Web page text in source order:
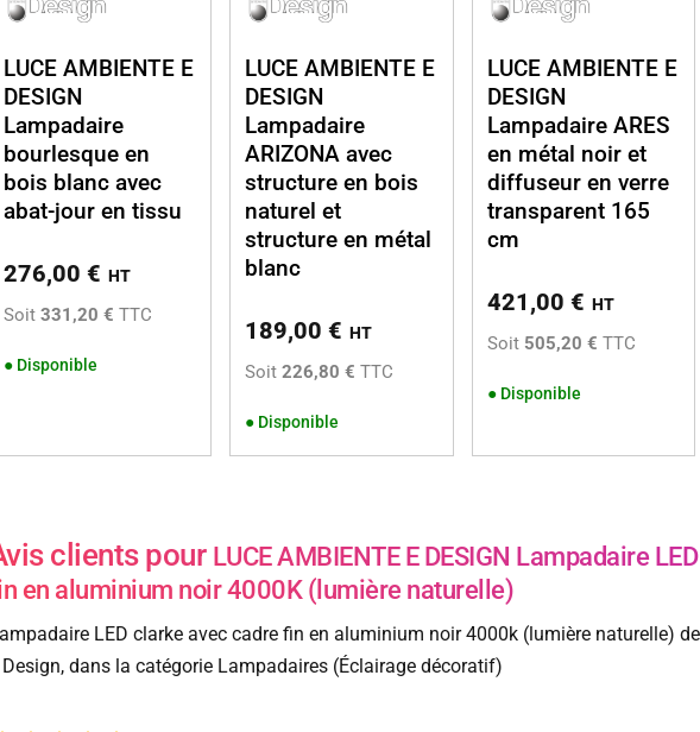
LUCE AMBIENTE E
DESIGN
Lampadaire
bourlesque en
bois blanc avec
abat-jour en tissu
276,00 € HT
Soit 331,20 € TTC
● Disponible
LUCE AMBIENTE E
DESIGN
Lampadaire
ARIZONA avec
structure en bois
naturel et
structure en métal
blanc
189,00€ HT
Soit226,80 € TTC
● Disponible
LUCE AMBIENTE E
DESIGN
Lampadaire ARES
en métal noir et
diffuseur en verre
transparent 165
cm
421,00 € HT
Soit 505,20 € TTC
● Disponible
clients pour LUCE AMBIENTE E DESIGN Lampadaire
en aluminium noir 4000K (lumière naturelle)
LED clarke avec cadre fin en aluminium noir 4000k (lumière naturelle)
dans la catégorie Lampadaires (Éclairage décoratif)